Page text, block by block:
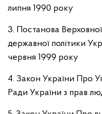
липня 1990 року
3. Постанова
державної політики
червня 1999 року
4. Закон України Про
Ради України з прав